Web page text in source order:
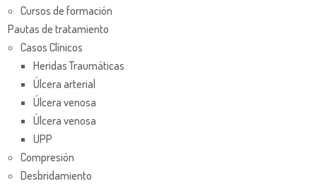
Cursos de formación
Pautas de tratamiento
Casos Clínicos
Heridas Traumáticas
Úlcera arterial
Úlcera venosa
Úlcera venosa
UPP
Compresión
Desbridamiento